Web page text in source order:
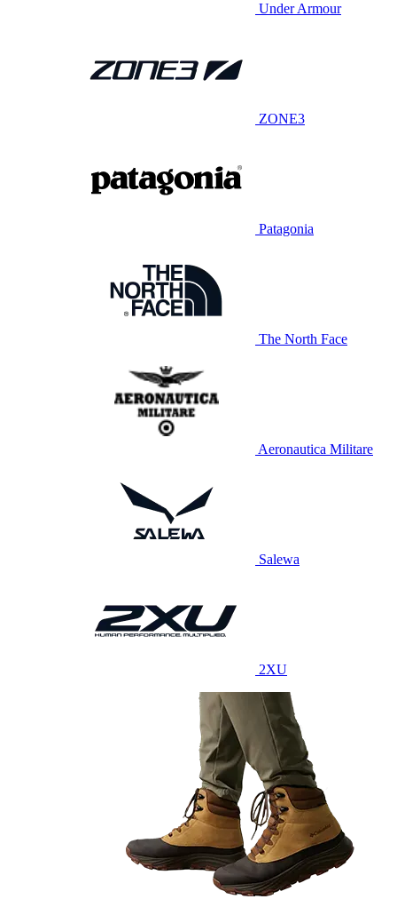
Under Armour
ZONE3
Patagonia
The North Face
Aeronautica Militare
Salewa
2XU